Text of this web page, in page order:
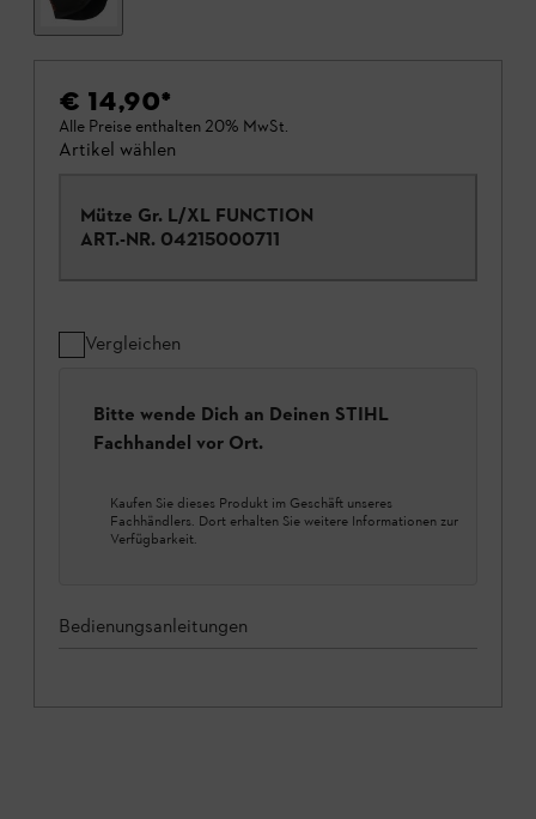
€ 14,90*
Alle Preise enthalten 20% MwSt.
Artikel wählen
Mütze Gr. L/XL FUNCTION
ART.-NR. 04215000711
Vergleichen
Bitte wende Dich an Deinen STIHL
Fachhandel vor Ort.
Kaufen Sie dieses Produkt im Geschäft unseres
Fachhändlers. Dort erhalten Sie weitere Informationen zur
Verfügbarkeit.
Bedienungsanleitungen